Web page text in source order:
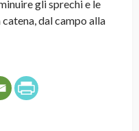
gli sprechi e le
dal campo alla